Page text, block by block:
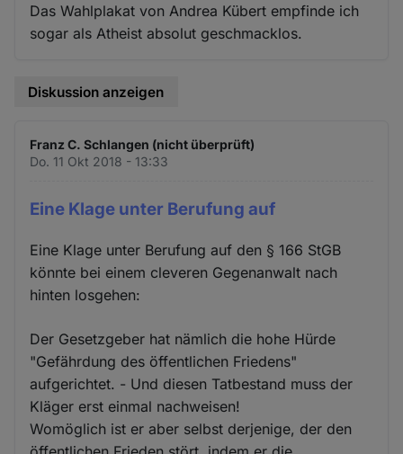
Das Wahlplakat von Andrea Kübert empfinde ich
sogar als Atheist absolut geschmacklos.
Diskussion anzeigen
Franz C. Schlangen (nicht überprüft)
Do. 11 Okt 2018 - 13:33
Eine Klage unter Berufung auf
Eine Klage unter Berufung auf den § 166 StGB
könnte bei einem cleveren Gegenanwalt nach
hinten losgehen:
Der Gesetzgeber hat nämlich die hohe Hürde
"Gefährdung des öffentlichen Friedens"
aufgerichtet. - Und diesen Tatbestand muss der
Kläger erst einmal nachweisen!
Womöglich ist er aber selbst derjenige, der den